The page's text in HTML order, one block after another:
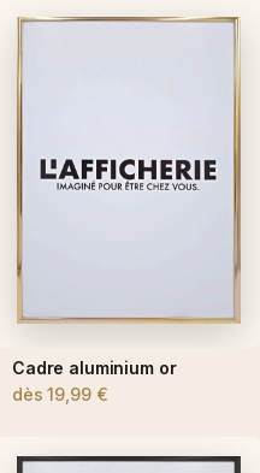
Cadre aluminium or
dès19,99 €